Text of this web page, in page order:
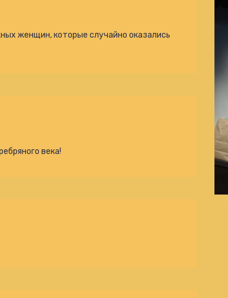
женщин, которые случайно оказались
века!